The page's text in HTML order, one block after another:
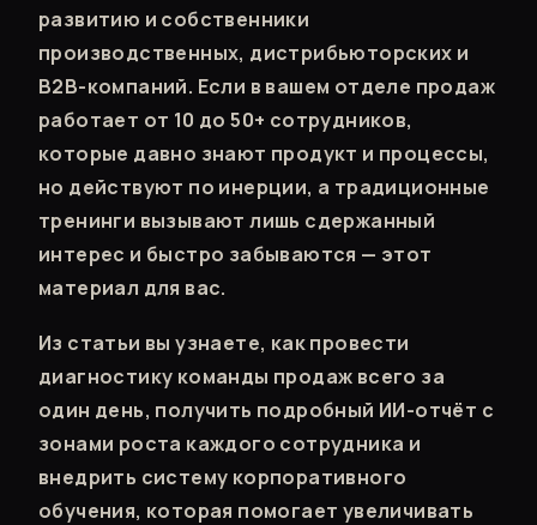
развитию и собственники
производственных, дистрибьюторских и
B2B-компаний. Если в вашем отделе продаж
работает от 10 до 50+ сотрудников,
которые давно знают продукт и процессы,
но действуют по инерции, а традиционные
тренинги вызывают лишь сдержанный
интерес и быстро забываются — этот
материал для вас.
Из статьи вы узнаете, как провести
диагностику команды продаж всего за
один день, получить подробный ИИ-отчёт с
зонами роста каждого сотрудника и
внедрить систему корпоративного
обучения, которая помогает увеличивать